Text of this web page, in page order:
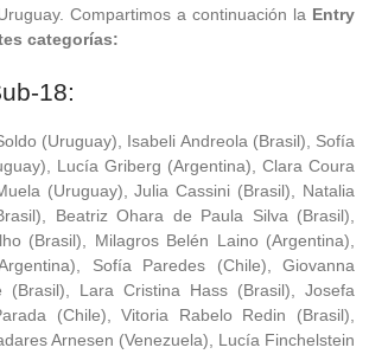
Compartimos a continuación la Entry
categorías:
18:
(Uruguay), Isabeli Andreola (Brasil), Sofía
Lucía Griberg (Argentina), Clara Coura
(Uruguay), Julia Cassini (Brasil), Natalia
Beatriz Ohara de Paula Silva (Brasil),
(Brasil), Milagros Belén Laino (Argentina),
Sofía Paredes (Chile), Giovanna
(Brasil), Lara Cristina Hass (Brasil), Josefa
(Chile), Vitoria Rabelo Redin (Brasil),
Arnesen (Venezuela), Lucía Finchelstein